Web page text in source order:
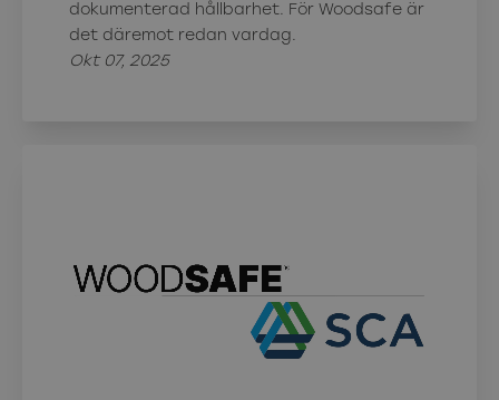
dokumenterad hållbarhet. För Woodsafe är
det däremot redan vardag.
Okt 07, 2025